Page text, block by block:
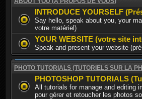
INTRODUCE YOURSELF
Say hello, speak about you, your
votre matériel)
YOUR WEBSITE (votre site
Speak and present your website
PHOTO TUTORIALS (TUTORIELS SUR LA
PHOTOSHOP TUTORIALS
All tutorials for manage and editing
pour gérer et retoucher les photos